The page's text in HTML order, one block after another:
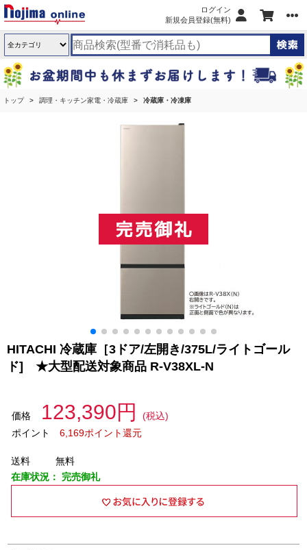
ログイン
新規会員登録(無料)
トップ 調理・キッチン家電・冷蔵庫 冷蔵庫・冷凍庫
HITACHI 冷蔵庫［3ドア/左開き/375L/ライトゴール
ド] ★大型配送対象商品 R-V38XL-N
価格 123,390円
(税込)
ポイント
6,169ポイント還元
送料
無料
在庫状況： 完売御礼